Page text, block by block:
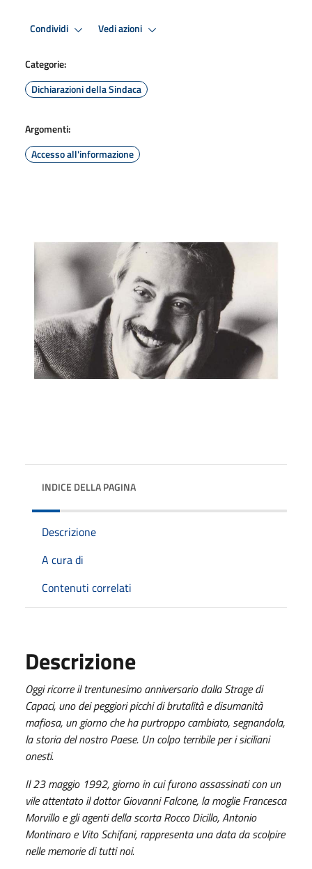
Condividi Vedi azioni
Categorie:
Dichiarazioni della Sindaca
Argomenti:
Accesso all'informazione
INDICE DELLA PAGINA
Descrizione
A cura di
Contenuti correlati
Descrizione
Oggi ricorre il trentunesimo anniversario dalla Strage di
Capaci, uno dei peggiori picchi di brutalità e disumanità
mafiosa, un giorno che ha purtroppo cambiato, segnandola,
la storia del nostro Paese. Un colpo terribile per i siciliani
onesti.
Il 23 maggio 1992, giorno in cui furono assassinati con un
vile attentato il dottor Giovanni Falcone, la moglie Francesca
Morvillo e gli agenti della scorta Rocco Dicillo, Antonio
Montinaro e Vito Schifani, rappresenta una data da scolpire
nelle memorie di tutti noi.